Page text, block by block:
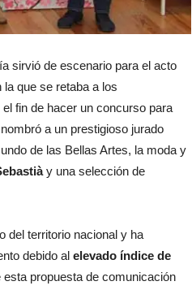
sirvió de escenario para el acto
que se retaba a los
fin de hacer un concurso para
a un prestigioso jurado
de las Bellas Artes, la moda y
y una selección de
del territorio nacional y ha
debido al elevado índice de
propuesta de comunicación